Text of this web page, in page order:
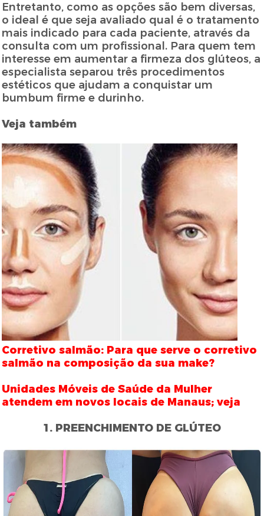
Entretanto, como as opções são bem diversas,
o ideal é que seja avaliado qual é o tratamento
mais indicado para cada paciente, através da
consulta com um profissional. Para quem tem
interesse em aumentar a firmeza dos glúteos, a
especialista separou três procedimentos
estéticos que ajudam a conquistar um
bumbum firme e durinho.
Veja também
Corretivo salmão: Para que serve o corretivo
salmão na composição da sua make?
Unidades Móveis de Saúde da Mulher
atendem em novos locais de Manaus; veja
1. PREENCHIMENTO DE GLÚTEO